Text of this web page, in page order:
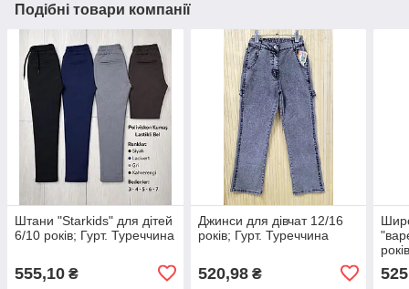
Подібні товари компанії
Штани "Starkids" для дітей
6/10 років; Гурт. Туреччина
555,10 ₴
Джинси для дівчат 12/16
років; Гурт. Туреччина
520,98₴